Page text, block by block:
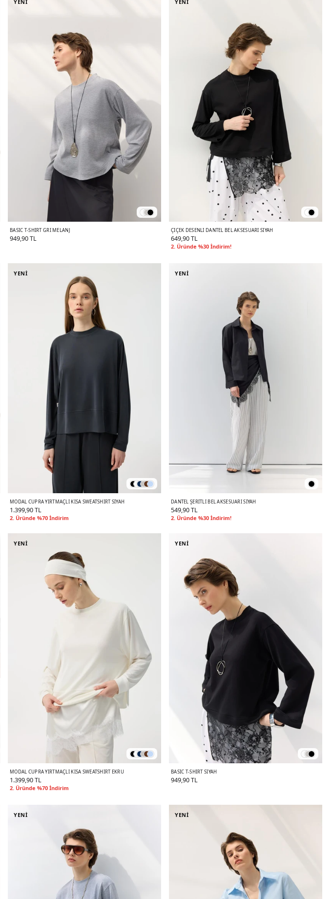
tercih edebileceğiniz hafif basic
sıcak tutan içi tüylü (şardonlu) modellere
Özellikle mevsim geçişlerinde
sıcak kalacağınız katmanlı kombinler
şık kadın sweatshirt modellerini şimdi
alışveriş kolaylığı ile inceleyebilirsiniz.
YENİ
BASIC T-SHIRT GRI MELANJ
949,90 TL
YENİ
ÇIÇEK DESENLI DANTEL BEL AKSESUARI SIYAH
649,90 TL
2. Üründe %30 İndirim!
YENİ
MODAL CUPRA YIRTMAÇLI KISA SWEATSHIRT SIYAH
1.399,90 TL
2. Üründe %70 İndirim
YENİ
DANTEL ŞERITLI BEL AKSESUARI SIYAH
549,90 TL
2. Üründe %30 İndirim!
YENİ
MODAL CUPRA YIRTMAÇLI KISA SWEATSHIRT EKRU
1.399,90 TL
2. Üründe %70 İndirim
YENİ
BASIC T-SHIRT SIYAH
949,90 TL
YENİ YENİ